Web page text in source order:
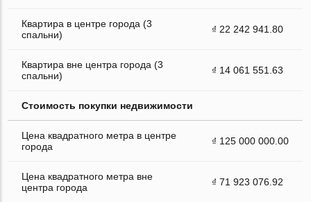
Квартира в центре города (3
спальни)
₫ 22 242 941.80
Квартира вне центра города (3
спальни)
₫ 14 061 551.63
Стоимость покупки недвижимости
Цена квадратного метра в центре
города
₫ 125 000 000.00
Цена квадратного метра вне
центра города
₫ 71 923 076.92